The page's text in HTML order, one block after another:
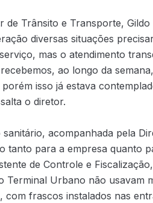
de Trânsito e Transporte,
diversas situações
mas o atendimento
ao longo da
isso já estava
o diretor.
acompanhada pela
tanto para a empresa quanto
de Controle e
Terminal Urbano não usavam
com frascos instalados nas